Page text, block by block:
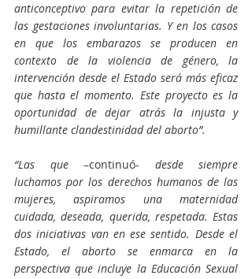
anticonceptivo para evitar la repetición de
las gestaciones involuntarias. Y en los casos
en que los embarazos se producen en
contexto de la violencia de género, la
intervención desde el Estado será más eficaz
que hasta el momento. Este proyecto es la
oportunidad de dejar atrás la injusta y
humillante clandestinidad del aborto”.
“Las que –continuó- desde siempre
luchamos por los derechos humanos de las
mujeres, aspiramos una maternidad
cuidada, deseada, querida, respetada. Estas
dos iniciativas van en ese sentido. Desde el
Estado, el aborto se enmarca en la
perspectiva que incluye la Educación Sexual